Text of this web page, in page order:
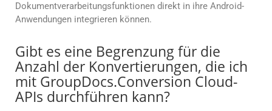
Dokumentverarbeitungsfunktionen direkt in ihre Android-
Anwendungen integrieren können.
Gibt es eine Begrenzung für die
Anzahl der Konvertierungen, die ich
mit GroupDocs.Conversion Cloud-
APIs durchführen kann?